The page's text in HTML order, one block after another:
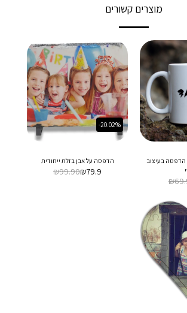
מוצרים קשורים
הדפסה בעיצוב
₪
-20.02%
הדפסה על אבן בזלת ייחודית
₪99.90₪79.9